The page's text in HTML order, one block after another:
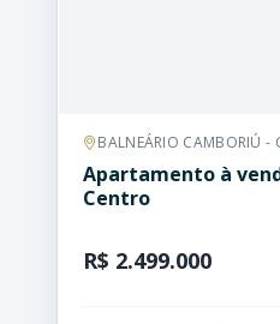
BALNEÁRIO CAMBORIÚ -
Apartamento à
Centro
R$ 2.499.000